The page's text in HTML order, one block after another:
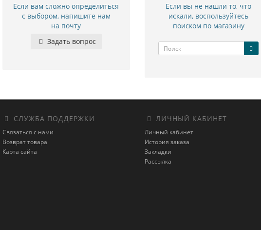
Если вам сложно определиться
с выбором, напишите нам
на почту
Задать вопрос
Если вы не нашли то, что
искали, воспользуйтесь
поиском по магазину
СЛУЖБА ПОДДЕРЖКИ
Связаться с нами
Возврат товара
Карта сайта
ЛИЧНЫЙ КАБИНЕТ
Личный кабинет
История заказа
Закладки
Рассылка